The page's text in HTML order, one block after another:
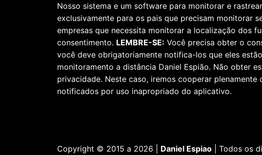
Nosso sistema e um software para monitorar e
exclusivamente para os pais que precisam monitorar
empresas que necessita monitorar a localização dos
consentimento. LEMBRE-SE: Você precisa obter o
você deve obrigatoriamente notifica-los que eles
monitoramento a distância Daniel Espião. Não obter
privacidade. Neste caso, iremos cooperar
notificados por uso inapropriado do aplicativo.
Copyright © 2015 a 2026 | Daniel Espiao | Todos os